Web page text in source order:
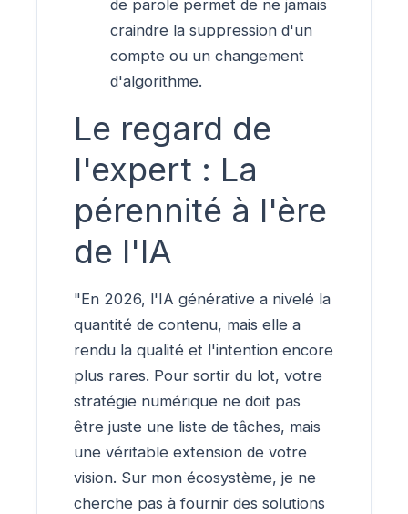
de parole permet de ne jamais
craindre la suppression d'un
compte ou un changement
d'algorithme.
Le regard de
l'expert : La
pérennité à l'ère
de l'IA
"En 2026, l'IA générative a nivelé la
quantité de contenu, mais elle a
rendu la qualité et l'intention encore
plus rares. Pour sortir du lot, votre
stratégie numérique ne doit pas
être juste une liste de tâches, mais
une véritable extension de votre
vision. Sur mon écosystème, je ne
cherche pas à fournir des solutions